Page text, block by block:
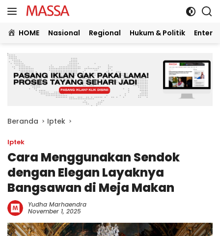
Langsung
ke
konten
HOME Nasional Regional Hukum & Politik
Beranda Iptek
Iptek
Cara Menggunakan Sendok
dengan Elegan Layaknya
Bangsawan di Meja Makan
Yudha Marhaendra
November 1, 2025